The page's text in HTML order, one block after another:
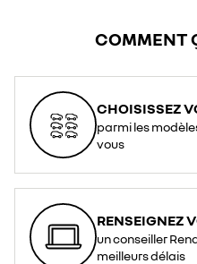
COMMENT
CHOISISSEZ
parmi les
vous
RENSEIGNEZ
un conseiller
meilleurs délais